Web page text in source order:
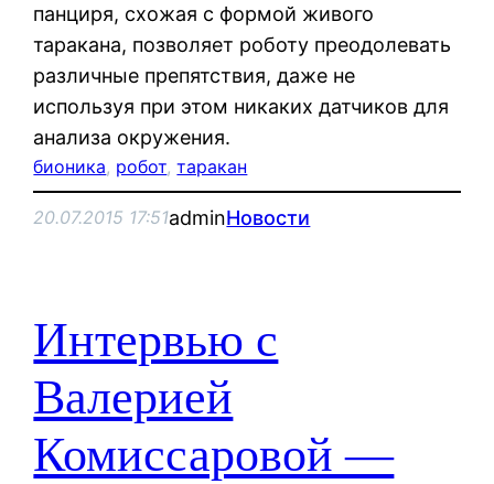
панциря, схожая с формой живого
таракана, позволяет роботу преодолевать
различные препятствия, даже не
используя при этом никаких датчиков для
анализа окружения.
бионика, робот, таракан
20.07.2015 17:51adminНовости
Интервью с
Валерией
Комиссаровой —